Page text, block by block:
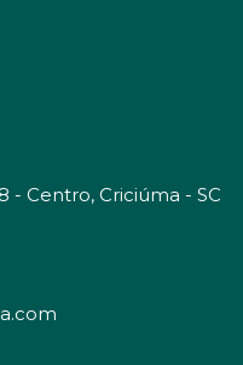
- Centro, Criciúma - SC